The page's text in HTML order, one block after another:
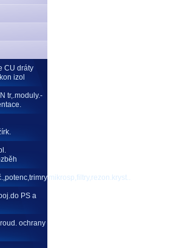
CU dráty
izol
tr,.moduly.-
PS a
ochrany